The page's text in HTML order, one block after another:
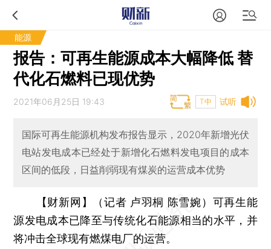
能源
报告：可再生能源成本大幅降低 替
代化石燃料已现优势
试听
2021年06月25日 19:43 T中
国际可再生能源机构发布报告显示，2020年新增光伏
电站发电成本已经处于新增化石燃料发电项目的成本
区间的低段，日益削弱现有煤炭的运营成本优势
【财新网】（记者 卢羽桐 陈雪婉） 可再生能
源发电成本已降至与传统化石能源相当的水平，并
将冲击全球现有燃煤电厂的运营。